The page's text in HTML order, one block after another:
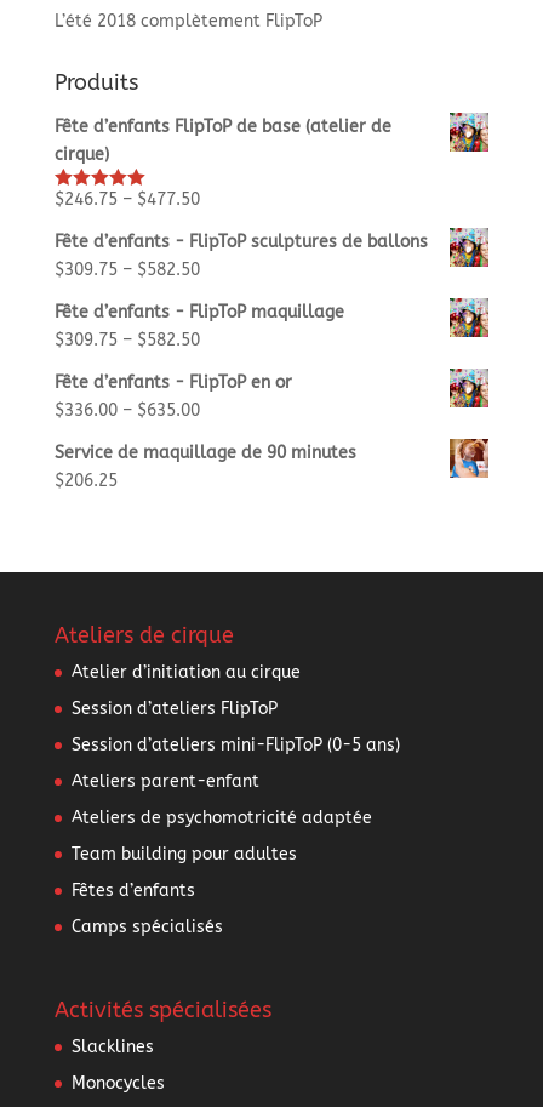
L’été 2018 complètement FlipToP
Produits
Fête d’enfants FlipToP de base (atelier de
cirque)
Rated 5.00
$246.75– $477.50
Fête d’enfants - FlipToP sculptures de ballons
$309.75– $582.50
Fête d’enfants - FlipToP maquillage
$309.75– $582.50
Fête d’enfants - FlipToP en or
$336.00– $635.00
Service de maquillage de 90 minutes
$206.25
Ateliers de cirque
Atelier d’initiation au cirque
Session d’ateliers FlipToP
Session d’ateliers mini-FlipToP (0-5 ans)
Ateliers parent-enfant
Ateliers de psychomotricité adaptée
Team building pour adultes
Fêtes d’enfants
Camps spécialisés
Activités spécialisées
Slacklines
Monocycles